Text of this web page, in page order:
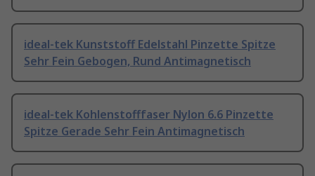
ideal-tek Kunststoff Edelstahl Pinzette Spitze
Sehr Fein Gebogen, Rund Antimagnetisch
ideal-tek Kohlenstofffaser Nylon 6.6 Pinzette
Spitze Gerade Sehr Fein Antimagnetisch